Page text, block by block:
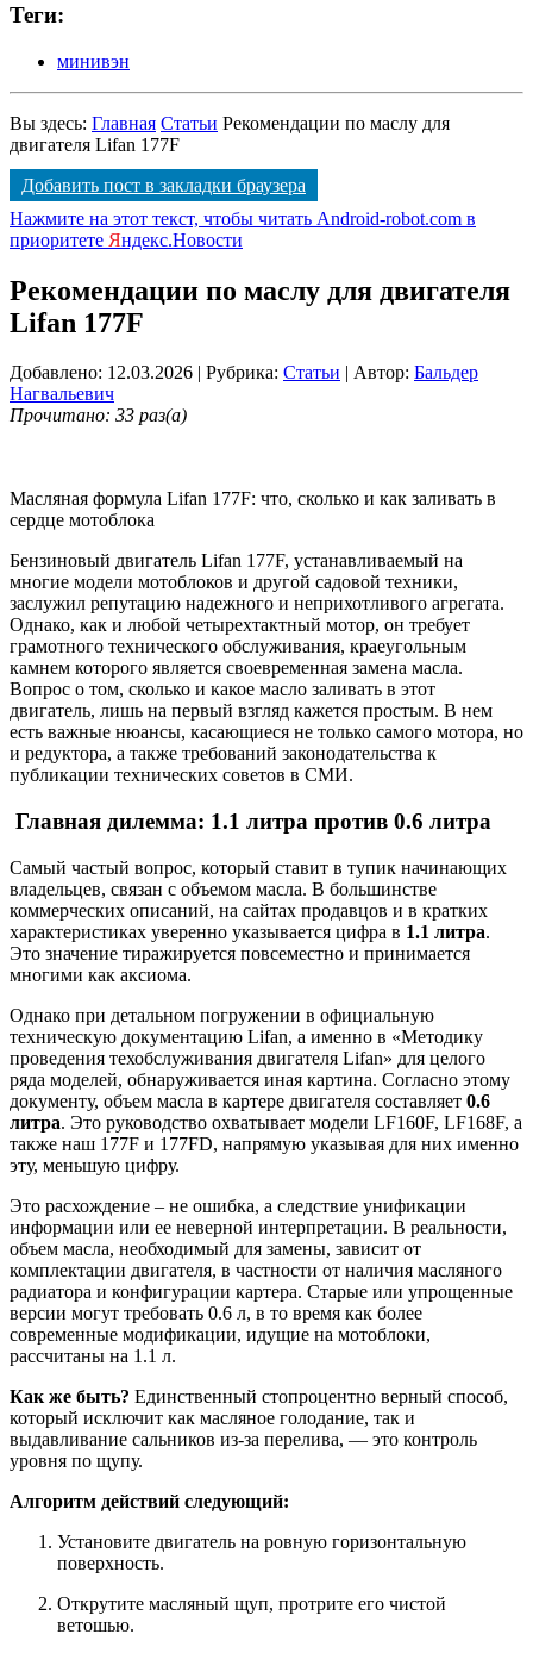
Теги:
минивэн
Вы здесь: Главная Статьи Рекомендации по маслу для
двигателя Lifan 177F
Добавить пост в закладки браузера
Нажмите на этот текст, чтобы читать Android-robot.com в
приоритете Яндекс.Новости
Рекомендации по маслу для двигателя
Lifan 177F
Добавлено: 12.03.2026 | Рубрика: Статьи | Автор: Бальдер
Нагвальевич
Прочитано: 33 раз(а)
Масляная формула Lifan 177F: что, сколько и как заливать в
сердце мотоблока
Бензиновый двигатель Lifan 177F, устанавливаемый на
многие модели мотоблоков и другой садовой техники,
заслужил репутацию надежного и неприхотливого агрегата.
Однако, как и любой четырехтактный мотор, он требует
грамотного технического обслуживания, краеугольным
камнем которого является своевременная замена масла.
Вопрос о том, сколько и какое масло заливать в этот
двигатель, лишь на первый взгляд кажется простым. В нем
есть важные нюансы, касающиеся не только самого мотора, но
и редуктора, а также требований законодательства к
публикации технических советов в СМИ.
️ Главная дилемма: 1.1 литра против 0.6 литра
Самый частый вопрос, который ставит в тупик начинающих
владельцев, связан с объемом масла. В большинстве
коммерческих описаний, на сайтах продавцов и в кратких
характеристиках уверенно указывается цифра в 1.1 литра.
Это значение тиражируется повсеместно и принимается
многими как аксиома.
Однако при детальном погружении в официальную
техническую документацию Lifan, а именно в «Методику
проведения техобслуживания двигателя Lifan» для целого
ряда моделей, обнаруживается иная картина. Согласно этому
документу, объем масла в картере двигателя составляет 0.6
литра. Это руководство охватывает модели LF160F, LF168F, а
также наш 177F и 177FD, напрямую указывая для них именно
эту, меньшую цифру.
Это расхождение – не ошибка, а следствие унификации
информации или ее неверной интерпретации. В реальности,
объем масла, необходимый для замены, зависит от
комплектации двигателя, в частности от наличия масляного
радиатора и конфигурации картера. Старые или упрощенные
версии могут требовать 0.6 л, в то время как более
современные модификации, идущие на мотоблоки,
рассчитаны на 1.1 л.
Как же быть? Единственный стопроцентно верный способ,
который исключит как масляное голодание, так и
выдавливание сальников из-за перелива, — это контроль
уровня по щупу.
Алгоритм действий следующий:
Установите двигатель на ровную горизонтальную
поверхность.
Открутите масляный щуп, протрите его чистой
ветошью.